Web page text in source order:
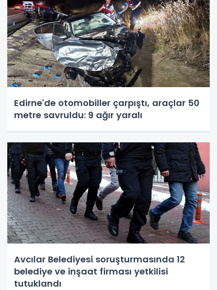
Edirne'de otomobiller çarpıştı, araçlar 50
metre savruldu: 9 ağır yaralı
Avcılar Belediyesi soruşturmasında 12
belediye ve inşaat firması yetkilisi
tutuklandı